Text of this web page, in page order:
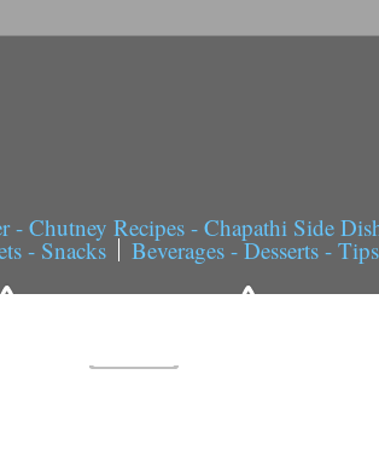
- Chutney Recipes - Chapathi Side
- Snacks Beverages - Desserts -